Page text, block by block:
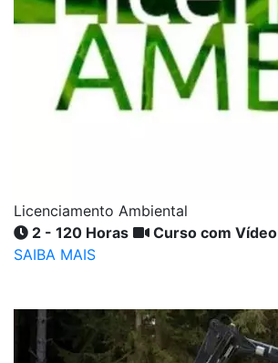
Licenciamento Ambiental
2 - 120 Horas
Curso com Vídeo
SAIBA MAIS